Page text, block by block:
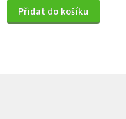
Přidat do košíku